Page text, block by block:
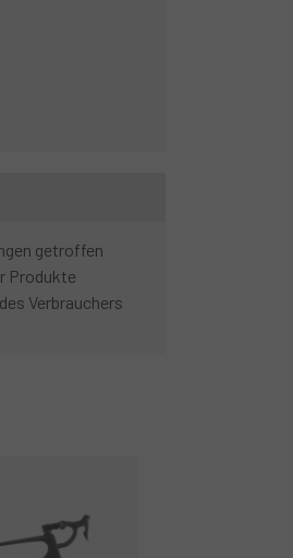
getroffen
Produkte
Verbrauchers